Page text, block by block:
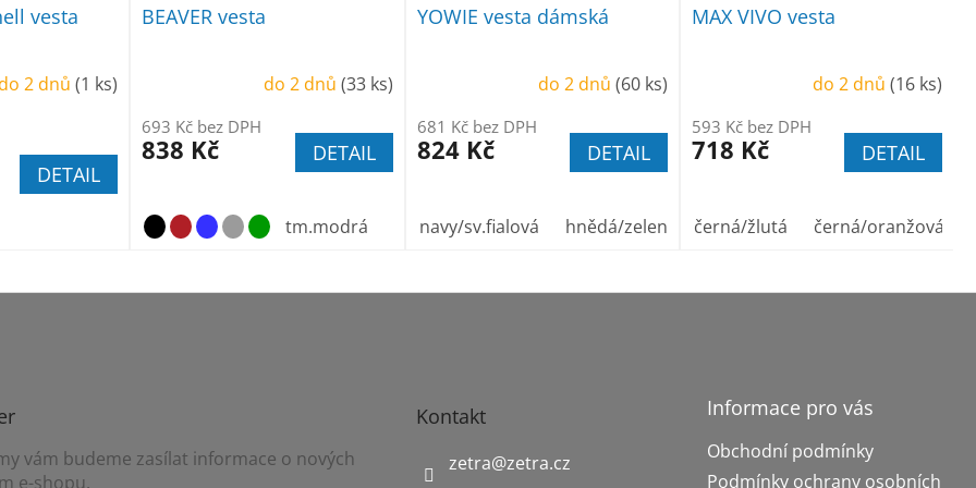
vesta
2 dnů(1 ks)
DETAIL
BEAVER vesta
do 2 dnů (33 ks)
693 Kč bez DPH
838 Kč DETAIL
tm.modrá
YOWIE vesta dámská
do 2 dnů (60 ks)
681 Kč bez DPH
824 Kč DETAIL
navy/sv.fialová hnědá/zelená
MAX VIVO vesta
do 2 dnů (16 ks)
593 Kč bez DPH
718 Kč DETAIL
černá/žlutá černá/oranžová
vám budeme zasílat informace o nových
e-shopu.
Kontakt
zetra@zetra.cz
Informace pro vás
Obchodní podmínky
Podmínky ochrany osobních